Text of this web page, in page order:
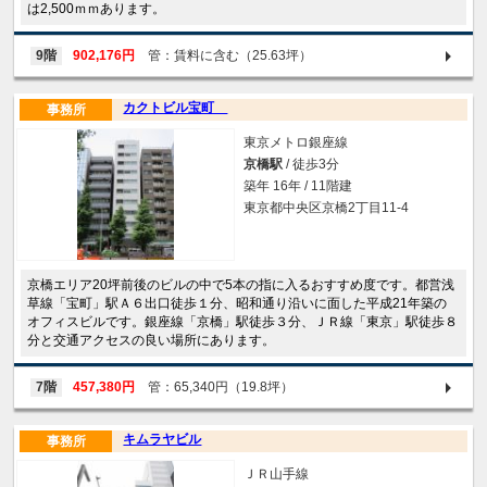
は2,500ｍｍあります。
9階 902,176円 管：賃料に含む（25.63坪）
カクトビル宝町
事務所
東京メトロ銀座線
京橋駅 / 徒歩3分
築年 16年 / 11階建
東京都中央区京橋2丁目11-4
京橋エリア20坪前後のビルの中で5本の指に入るおすすめ度です。都営浅
草線「宝町」駅Ａ６出口徒歩１分、昭和通り沿いに面した平成21年築の
オフィスビルです。銀座線「京橋」駅徒歩３分、ＪＲ線「東京」駅徒歩８
分と交通アクセスの良い場所にあります。
7階 457,380円 管：65,340円（19.8坪）
キムラヤビル
事務所
ＪＲ山手線